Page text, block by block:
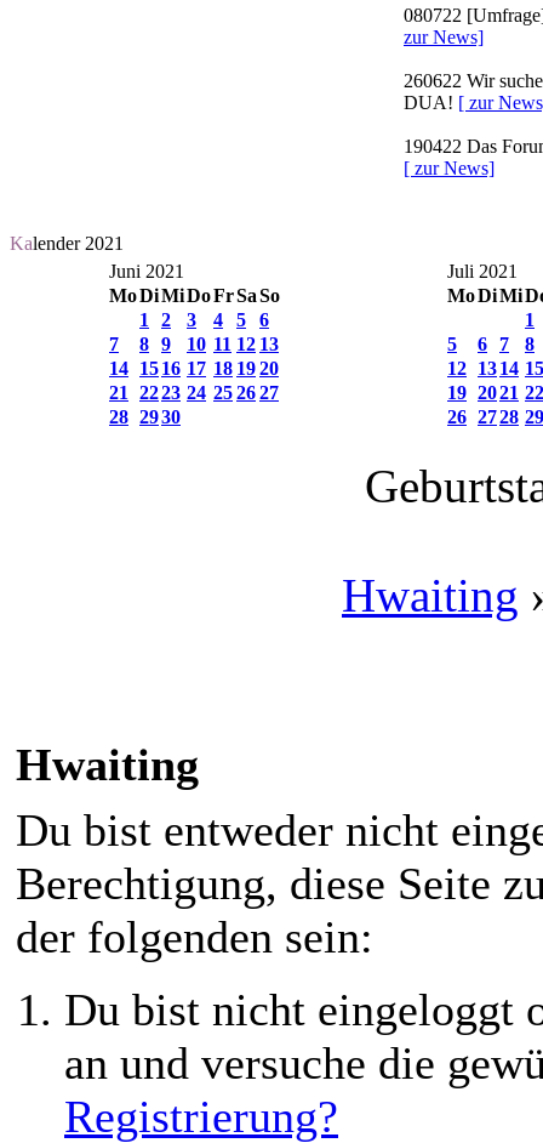
080722
zur News]
260622 Wir
DUA! [ zur
190422 Das
[ zur News]
Kalender 2021
Juni 2021
MoDiMiDoFrSaSo
1
2 3 4 5
6
7
8 9 10 11 12 13
14 1516 17 18 1920
21
2223 24 252627
28 2930
Juli 2021
MoDiMi
1
5
6 7
8
12 1314 15
19 2021 22
26 2728 29
Hwaiting
Hwaiting
Du bist entweder nicht
Berechtigung, diese Seite
der folgenden sein:
Du bist nicht eingeloggt
an und versuche die
Registrierung?